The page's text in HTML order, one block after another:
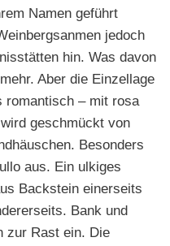
Namen geführt
jedoch
hin. Was davon
Aber die Einzellage
romantisch – mit rosa
geschmückt von
Besonders
aus. Ein ulkiges
Backstein einerseits
Bank und
zur Rast ein. Die